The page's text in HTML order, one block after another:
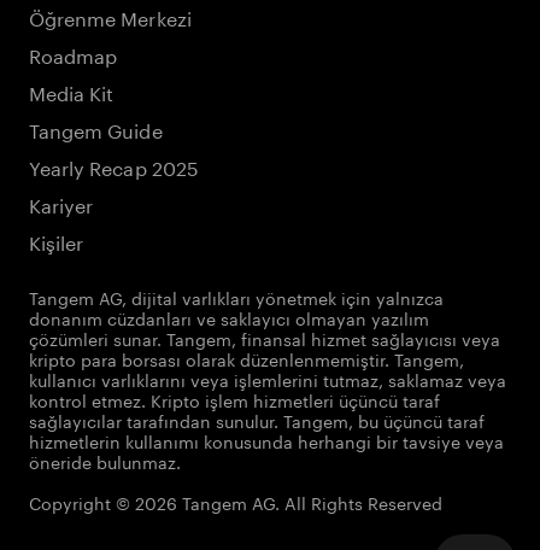
Öğrenme Merkezi
Roadmap
Media Kit
Tangem Guide
Yearly Recap 2025
Kariyer
Kişiler
Tangem AG, dijital varlıkları yönetmek için yalnızca
donanım cüzdanları ve saklayıcı olmayan yazılım
çözümleri sunar. Tangem, finansal hizmet sağlayıcısı veya
kripto para borsası olarak düzenlenmemiştir. Tangem,
kullanıcı varlıklarını veya işlemlerini tutmaz, saklamaz veya
kontrol etmez. Kripto işlem hizmetleri üçüncü taraf
sağlayıcılar tarafından sunulur. Tangem, bu üçüncü taraf
hizmetlerin kullanımı konusunda herhangi bir tavsiye veya
öneride bulunmaz.